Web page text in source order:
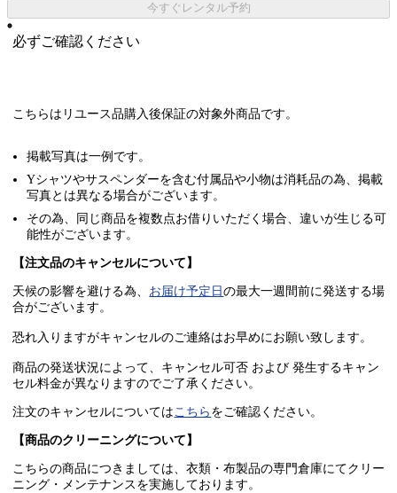
今すぐレンタル予約
必ずご確認ください
こちらはリユース品購入後保証の対象外商品です。
掲載写真は一例です。
Yシャツやサスペンダーを含む付属品や小物は消耗品の為、掲載
写真とは異なる場合がございます。
その為、同じ商品を複数点お借りいただく場合、違いが生じる可
能性がございます。
【注文品のキャンセルについて】
天候の影響を避ける為、 お届け予定日の最大一週間前に発送する場
合がございます。
恐れ入りますがキャンセルのご連絡はお早めにお願い致します。
商品の発送状況によって、キャンセル可否 および 発生するキャン
セル料金が異なりますのでご了承ください。
注文のキャンセルについてはこちら をご確認ください。
【商品のクリーニングについて】
こちらの商品につきましては、衣類・布製品の専門倉庫にてクリー
ニング・メンテナンスを実施しております。